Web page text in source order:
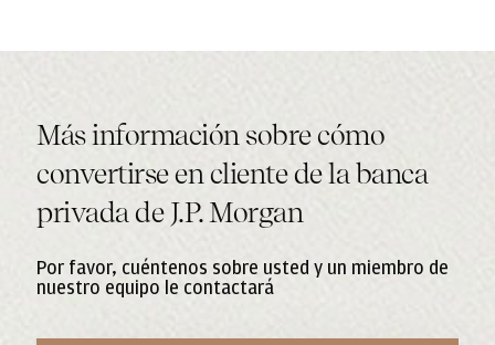
Más información sobre cómo
convertirse en cliente de la banca
privada de J.P. Morgan
Por favor, cuéntenos sobre usted y un miembro de
nuestro equipo le contactará